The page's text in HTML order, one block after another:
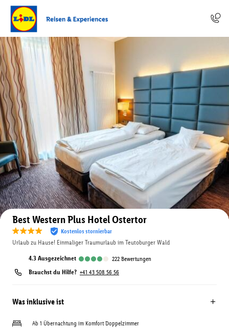
Auf der Karte anzeigen
Best Western Plus Hotel Ostertor
Kostenlos stornierbar
Urlaub zu Hause! Einmaliger Traumurlaub im Teutoburger Wald
4.3 ausgezeichnet 222 Bewertungen
Brauchst du Hilfe? +41 43 508 56 56
Was inklusive ist
Ab 1 Übernachtung im Komfort Doppelzimmer